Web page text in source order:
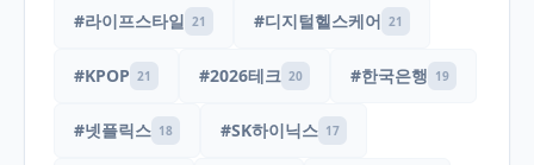
#라이프스타일 21 #디지털헬스케어 21
#KPOP 21 #2026테크 20 #한국은행 19
#넷플릭스 18 #SK하이닉스 17